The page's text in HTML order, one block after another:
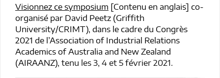
Visionnez ce symposium [Contenu en anglais] co-
organisé par David Peetz (Griffith
University/CRIMT), dans le cadre du Congrès
2021 de l’Association of Industrial Relations
Academics of Australia and New Zealand
(AIRAANZ), tenu les 3, 4 et 5 février 2021.